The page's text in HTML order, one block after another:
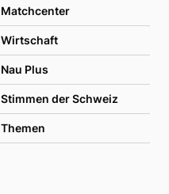
Matchcenter
Wirtschaft
Nau Plus
Stimmen der Schweiz
Themen